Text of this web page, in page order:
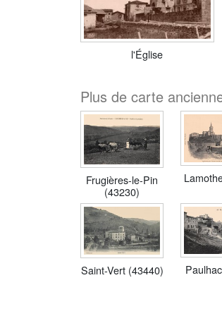
l'Église
Plus de carte
Frugières-le-Pin
(43230)
Saint-Vert (43440)